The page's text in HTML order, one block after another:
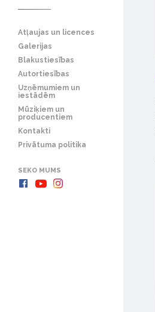
Atļaujas un licences
Galerijas
Blakustiesības
Autortiesības
Uzņēmumiem un
iestādēm
Mūziķiem un
producentiem
Kontakti
Privātuma politika
SEKO MUMS